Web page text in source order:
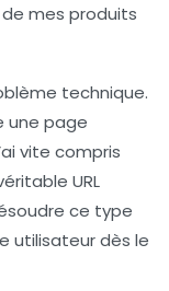
mes produits
technique.
une page
vite compris
URL
ce type
utilisateur dès le